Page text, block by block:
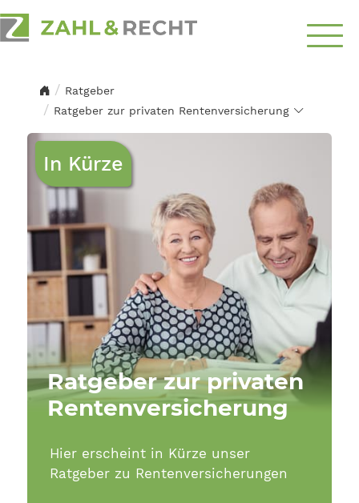
Uns
Schwerpunkte
Ratgeber
Top-Themen
Kontakt
aufnehmen
Ratgeber
Ratgeber zur privaten Rentenversicherung
In Kürze
Ratgeber zur privaten
Rentenversicherung
Hier erscheint in Kürze unser
Ratgeber zu Rentenversicherungen